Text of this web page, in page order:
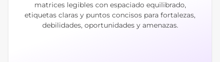
matrices legibles con espaciado equilibrado,
etiquetas claras y puntos concisos para fortalezas,
debilidades, oportunidades y amenazas.